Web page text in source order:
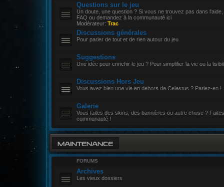
Questions sur le jeu
Un doute, une question ? Si vous ne trouvez pas dans
FAQ ou demandez à la communauté ici
Modérateur: Trac
Discussions générales
Pour parler de tout et de rien autour du jeu
Suggestions
Une idée pour enrichir le jeu ? Pour simplifier la vie ou la
Discussions Hors Jeu
Vous avez bien une vie en dehors de Celestus ? Parlez-en !
Galerie
Vous faites des skins, des bannières ou autre chose ?
communauté !
MAINTENANCE
FORUMS
Archives
Les vieux dossiers